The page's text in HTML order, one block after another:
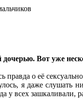
Вот уже
о её
я даже слушать
у всех зашкаливали,